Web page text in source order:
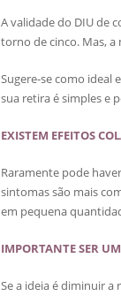
A validade do DIU de
torno de cinco. Mas,
Sugere-se como ideal
sua retira é simples e
EXISTEM EFEITOS
Raramente pode
sintomas são mais
em pequena
IMPORTANTE SER
Se a ideia é diminuir a